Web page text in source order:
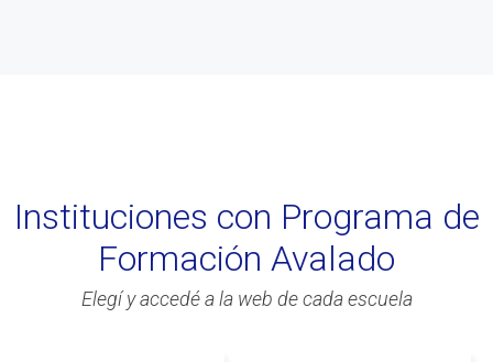
Instituciones con Programa de
Formación Avalado
Elegí y accedé a la web de cada escuela